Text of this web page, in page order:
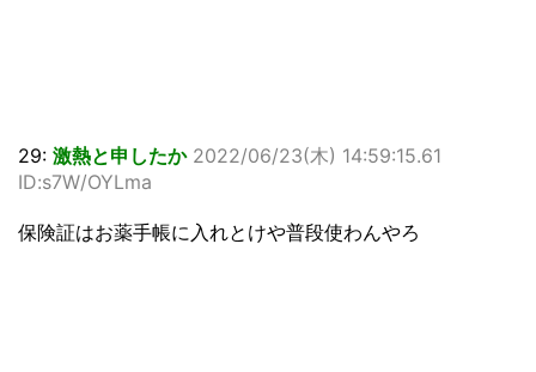
29: 激熱と申したか 2022/06/23(木) 14:59:15.61
ID:s7W/OYLma
保険証はお薬手帳に入れとけや普段使わんやろ